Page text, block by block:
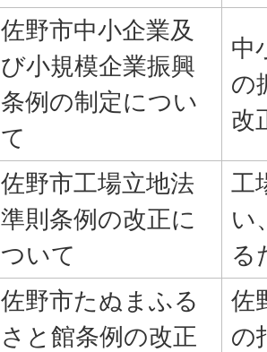
佐野市中小企業及
び小規模企業振興
条例の制定につい
て
中
の
改
佐野市工場立地法
準則条例の改正に
ついて
工
い
る
佐野市たぬまふる
さと館条例の改正
佐
の